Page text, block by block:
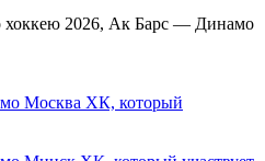
хоккею 2026, Ак Барс — Динамо